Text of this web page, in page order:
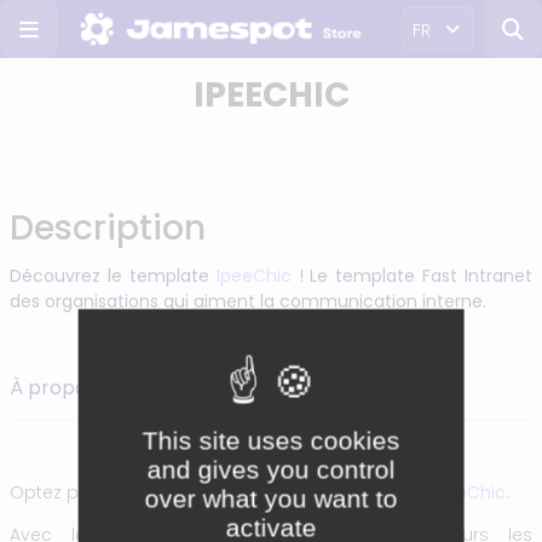
FR
IPEECHIC
Description
Découvrez le template IpeeChic ! Le template Fast Intranet
des organisations qui aiment la communication interne.
À propos du template IpeeChic :
Optez pour le chic et le raffinement du template IpeeChic.
Avec le template
IpeeChic, mettez en valeurs les
This site uses cookies
and gives you control
over what you want to
activate